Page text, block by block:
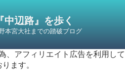
中辺路』を歩く
本宮大社までの踏破ブログ
、アフィリエイト広告を利用して
ります。